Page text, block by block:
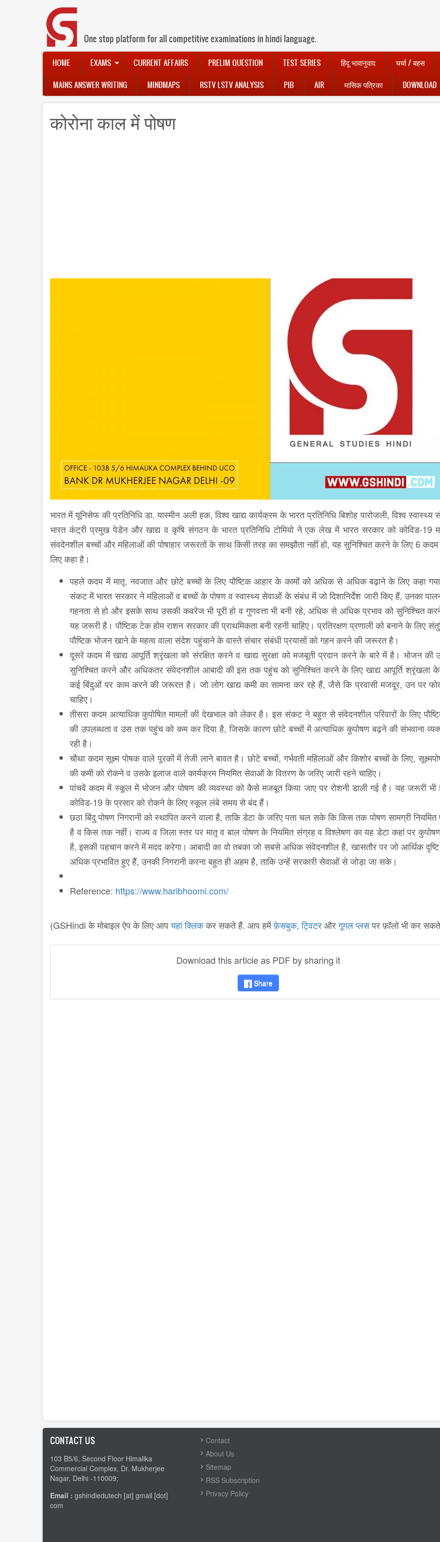
One stop platform for all competitive examinations in hindi language.
Main
navigation
HOME EXAMS CURRENT AFFAIRS PRELIM QUESTION TEST SERIES हिंदू भावानुवाद चर्चा / बहस
MAINS ANSWER WRITING MINDMAPS RSTV LSTV ANALYSIS PIB AIR मासिक पत्रिका DOWNLOAD
कोराेना काल में पोषण
भारत में यूनिसेफ की प्रतिनिधि डा. यास्मीन अली हक, विश्व खाद्य कार्यक्रम के भारत प्रतिनिधि बिशोह पारोजली, विश्व
भारत कंट्री प्रमुख पेडेन और खाद्य व कृषि संगठन के भारत प्रतिनिधि टोमियो ने एक लेख में भारत सरकार को कोविड-19
संवदेनशील बच्चों और महिलाओं की पोषाहार जरूरतों के साथ किसी तरह का समझौता नहीं हो, यह सुनिश्चित करने के लिए 6
लिए कहा है।
पहले कदम में मातृ, नवजात और छोटे बच्चों के लिए पौष्टिक आहार के कामों को अधिक से अधिक बढ़ाने के लिए कहा
संकट में भारत सरकार ने महिलाओं व बच्चों के पोषण व स्वास्थ्य सेवाओं के संबंध में जो दिशानिर्देश जारी किए हैं, उनका
गहनता से हो और इसके साथ उसकी कवरेज भी पूरी हो व गुणवत्ता भी बनी रहे, अधिक से अधिक प्रभाव को सुनिश्चित
यह जरूरी है। पौष्टिक टेक होम राशन सरकार की प्राथमिकता बनी रहनी चाहिए। प्रतिरक्षण प्रणाली को बनाने के लिए
पौष्टिक भोजन खाने के महत्व वाला संदेश पहुंचाने के वास्ते संचार संबंधी प्रयासों को गहन करने की जरूरत है।
दूसरे कदम में खाद्य आपूर्ति श्रृंखला को संरक्षित करने व खाद्य सुरक्षा को मजबूती प्रदान करने के बारे में है। भोजन की
सुनिश्चित करने और अधिकतर संवेदनशील आबादी की इस तक पहुंच को सुनिश्चित करने के लिए खाद्य आपूर्ति श्रृंखला
कई बिंदुओं पर काम करने की जरूरत है। जो लोग खाद्य कमी का सामना कर रहे हैं, जैसे कि प्रवासी मजदूर, उन पर
चाहिए।
तीसरा कदम अत्याधिक कुपोषित मामलों की देखभाल को लेकर है। इस संकट ने बहुत से संवेदनशील परिवारों के लिए
की उपलब्धता व उस तक पहुंच को कम कर दिया है, जिसके कारण छोटे बच्चों में अत्याधिक कुपोषण बढ़ने की संभवाना
रही है।
चौथा कदम सूक्ष्म पोषक वाले पूरकों में तेजी लाने बावत है। छोटे बच्चों, गर्भवती महिलाओं और किशोर बच्चों के लिए,
की कमी को रोकने व उसके इलाज वाले कार्यक्रम नियमित सेवाओं के वितरण के जरिए जारी रहने चाहिए।
पांचवें कदम में स्कूल में भोजन और पोषण की व्यवस्था को कैसे मजबूत किया जाए पर रोशनी डाली गई है। यह जरूरी भी
कोविड-19 के प्रसार को रोकने के लिए स्कूल लंबे समय से बंद हैं।
छठा बिंदु पोषण निगरानी को स्थापित करने वाला है, ताकि डेटा के जरिए पता चल सके कि किस तक पोषण सामग्री नियमित
है व किस तक नहीं। राज्य व जिला स्तर पर मातृ व बाल पोषण के नियमित संग्रह व विश्लेषण का यह डेटा कहां पर
है, इसकी पहचान करने में मदद करेगा। आबादी का वो तबका जो सबसे अधिक संवेदनशील है, खासतौर पर जो आर्थिक
अधिक प्रभावित हुए हैं, उनकी निगरानी करना बहुत ही अहम है, ताकि उन्हें सरकारी सेवाओं से जोड़ा जा सके।
Reference: https://www.haribhoomi.com/
(GSHindi के मोबाइल ऐप के लिए आपयहां क्लिककर सकते हैं. आप हमेंफ़ेसबुक,ट्विटरऔरगूगल प्लसपर फ़ॉलो भी कर
Download this article as PDF by sharing it
Share
CONTACT US
103 B5/6, Second Floor Himalika
Commercial Complex, Dr. Mukherjee
Nagar, Delhi -110009;
Email : gshindiedutech [at] gmail [dot]
com
FOOTER
MENU
Contact
About Us
Sitemap
RSS Subscription
Privacy Policy